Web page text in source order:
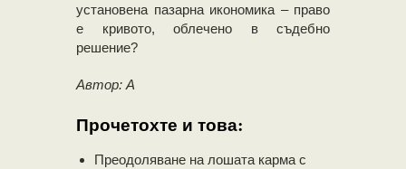
установена пазарна икономика – право
е кривото, облечено в съдебно
решение?
Автор: А
Прочетохте и това:
Преодоляване на лошата карма с